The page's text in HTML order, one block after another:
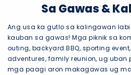
Sa Gawas &
Ang usa ka gutlo sa kalingawan
kauban sa gawas! Mga piknik sa
outing, backyard BBQ, sporting
adventures, family reunion, ug
mga paagi aron makagawas ug